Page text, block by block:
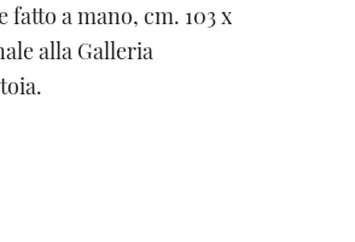
fatto a mano, cm. 103 x
alla Galleria